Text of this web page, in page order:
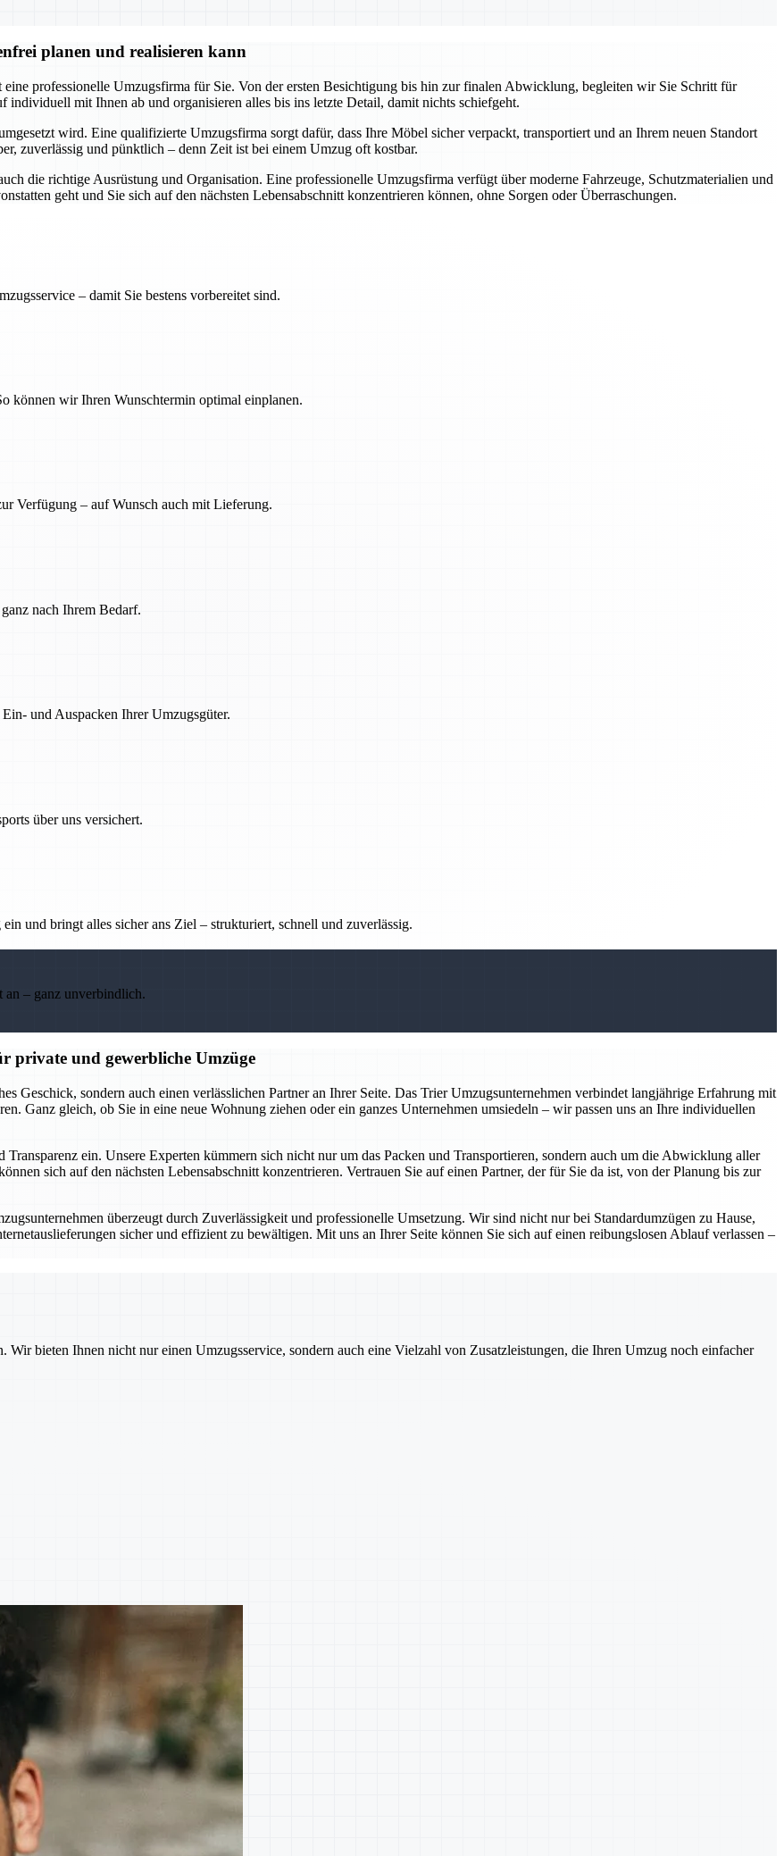
planen und realisieren kann
professionelle Umzugsfirma für Sie. Von der ersten Besichtigung bis hin zur finalen Abwicklung, begleiten wir Sie Schritt für
mit Ihnen ab und organisieren alles bis ins letzte Detail, damit nichts schiefgeht.
wird. Eine qualifizierte Umzugsfirma sorgt dafür, dass Ihre Möbel sicher verpackt, transportiert und an Ihrem neuen Standort
zuverlässig und pünktlich – denn Zeit ist bei einem Umzug oft kostbar.
die richtige Ausrüstung und Organisation. Eine professionelle Umzugsfirma verfügt über moderne Fahrzeuge, Schutzmaterialien und
geht und Sie sich auf den nächsten Lebensabschnitt konzentrieren können, ohne Sorgen oder Überraschungen.
– damit Sie bestens vorbereitet sind.
können wir Ihren Wunschtermin optimal einplanen.
Verfügung – auf Wunsch auch mit Lieferung.
nach Ihrem Bedarf.
und Auspacken Ihrer Umzugsgüter.
über uns versichert.
und bringt alles sicher ans Ziel – strukturiert, schnell und zuverlässig.
an – ganz unverbindlich.
private und gewerbliche Umzüge
Geschick, sondern auch einen verlässlichen Partner an Ihrer Seite. Das Trier Umzugsunternehmen verbindet langjährige Erfahrung mit
Ganz gleich, ob Sie in eine neue Wohnung ziehen oder ein ganzes Unternehmen umsiedeln – wir passen uns an Ihre individuellen
ein. Unsere Experten kümmern sich nicht nur um das Packen und Transportieren, sondern auch um die Abwicklung aller
sich auf den nächsten Lebensabschnitt konzentrieren. Vertrauen Sie auf einen Partner, der für Sie da ist, von der Planung bis zur
überzeugt durch Zuverlässigkeit und professionelle Umsetzung. Wir sind nicht nur bei Standardumzügen zu Hause,
sicher und effizient zu bewältigen. Mit uns an Ihrer Seite können Sie sich auf einen reibungslosen Ablauf verlassen –
bieten Ihnen nicht nur einen Umzugsservice, sondern auch eine Vielzahl von Zusatzleistungen, die Ihren Umzug noch einfacher